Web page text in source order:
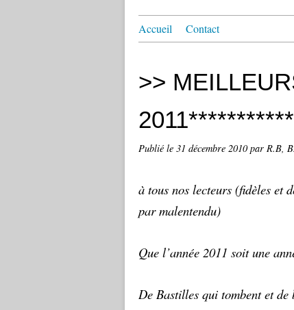
Accueil Contact
>>
Publié le 31 décembre 2010par R.B,
à tous nos lecteurs (fidèles et
par malentendu)
Que l’année 2011 soit une
De Bastilles qui tombent et de